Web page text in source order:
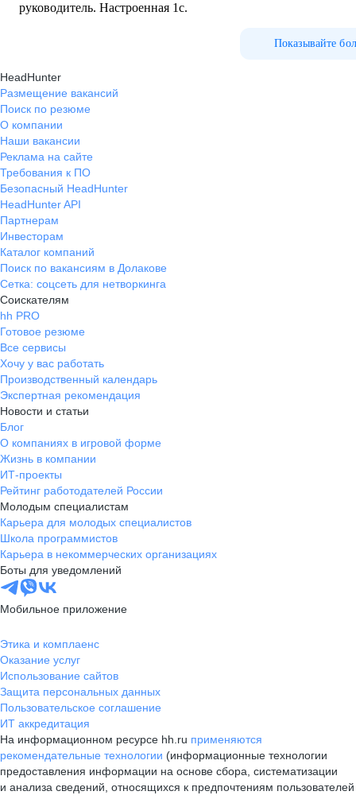
руководитель. Настроенная 1с.
Показывайте
HeadHunter
Размещение вакансий
Поиск по резюме
О компании
Наши вакансии
Реклама на сайте
Требования к ПО
Безопасный HeadHunter
HeadHunter API
Партнерам
Инвесторам
Каталог компаний
Поиск по вакансиям в Долакове
Сетка: соцсеть для нетворкинга
Соискателям
hh PRO
Готовое резюме
Все сервисы
Хочу у вас работать
Производственный календарь
Экспертная рекомендация
Новости и статьи
Блог
О компаниях в игровой форме
Жизнь в компании
ИТ-проекты
Рейтинг работодателей России
Молодым специалистам
Карьера для молодых специалистов
Школа программистов
Карьера в некоммерческих организациях
Боты для уведомлений
Мобильное приложение
Этика и комплаенс
Оказание услуг
Использование сайтов
Защита персональных данных
Пользовательское соглашение
ИТ аккредитация
На информационном ресурсе hh.ru применяются
рекомендательные технологии (информационные технологии
предоставления информации на основе сбора, систематизации
и анализа сведений, относящихся к предпочтениям пользователей